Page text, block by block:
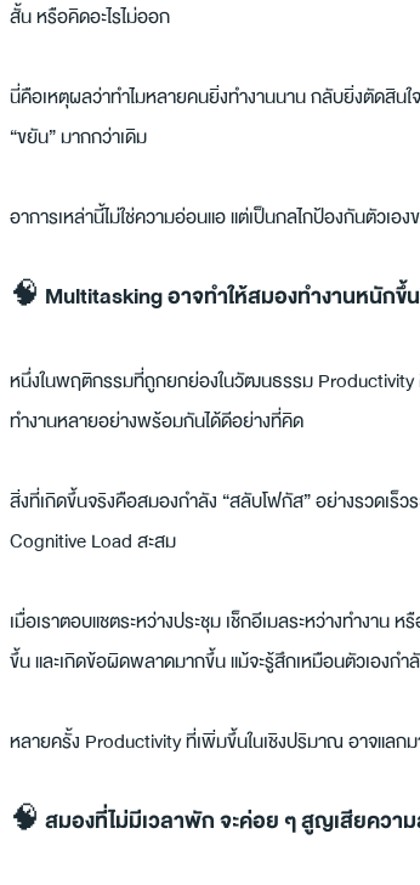
สั้น หรือคิดอะไรไม่ออก
นี่คือเหตุผลว่าทำไมหลายคนยิ่งทำงานนาน กลับยิ่งตัดสินใ
“ขยัน” มากกว่าเดิม
อาการเหล่านี้ไม่ใช่ความอ่อนแอ แต่เป็นกลไกป้องกันตัวเอง
🧠 Multitasking อาจทำให้สมองทำงานหนัก
หนึ่งในพฤติกรรมที่ถูกยกย่องในวัฒนธรรม Productivity
ทำงานหลายอย่างพร้อมกันได้ดีอย่างที่คิด
สิ่งที่เกิดขึ้นจริงคือสมองกำลัง “สลับโฟกัส” อย่างรวดเร็ว
Cognitive Load สะสม
เมื่อเราตอบแชตระหว่างประชุม เช็กอีเมลระหว่างทำงา
ขึ้น และเกิดข้อผิดพลาดมากขึ้น แม้จะรู้สึกเหมือนตัวเองกำ
หลายครั้ง Productivity ที่เพิ่มขึ้นในเชิงปริมาณ อาจแล
🧠 สมองที่ไม่มีเวลาพัก จะค่อย ๆ สูญเสียควา